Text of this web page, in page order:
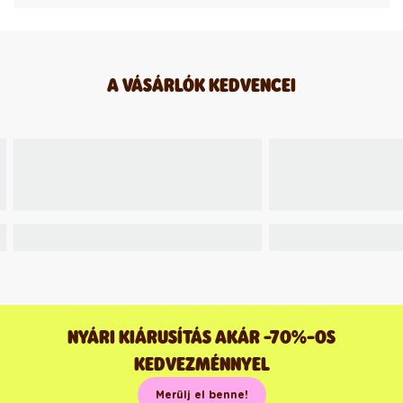
A VÁSÁRLÓK KEDVENCEI
NYÁRI KIÁRUSÍTÁS AKÁR -70%-OS
KEDVEZMÉNNYEL
Merülj el benne!